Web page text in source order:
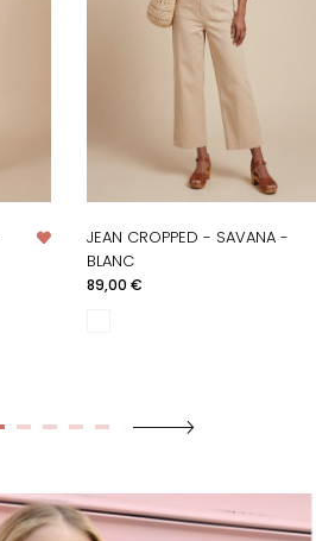
JEAN CROPPED - SAVANA -
BLANC
Prix
89,00 €